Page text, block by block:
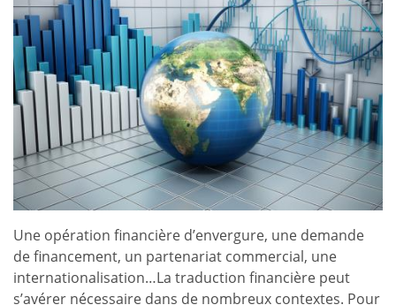
Une opération financière d’envergure, une demande
de financement, un partenariat commercial, une
internationalisation…La traduction financière peut
s’avérer nécessaire dans de nombreux contextes. Pour